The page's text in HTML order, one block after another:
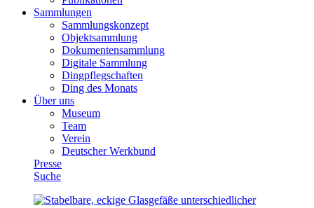
Sammlungen
Sammlungskonzept
Objektsammlung
Dokumentensammlung
Digitale Sammlung
Dingpflegschaften
Ding des Monats
Über uns
Museum
Team
Verein
Deutscher Werkbund
Presse
Suche